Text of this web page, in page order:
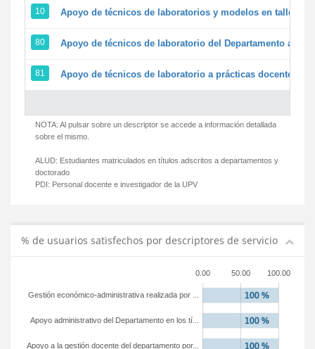
10 Apoyo de técnicos de laboratorios y modelos en
80 Apoyo de técnicos de laboratorio del Departamento a la
81 Apoyo de técnicos de laboratorio a prácticas docentes y
NOTA: Al pulsar sobre un descriptor se accede a información detallada
sobre el mismo.
ALUD: Estudiantes matriculados en títulos adscritos a departamentos y
doctorado
PDI: Personal docente e investigador de la UPV
% de usuarios satisfechos por descriptores de servicio
0.00 50.00 100.00
Apoyo a la gestión docente del departamento por...
Apoyo administrativo del Departamento en los tí...
Gestión económico-administrativa realizada por ...